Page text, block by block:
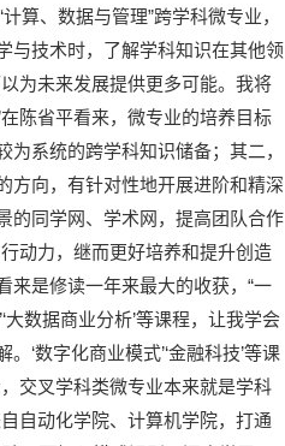
算、数据与管理”跨学科微专业，
技术时，了解学科知识在其他领
为未来发展提供更多可能。我将
陈省平看来，微专业的培养目标
系统的跨学科知识储备；其二，
方向，有针对性地开展进阶和精深
的同学网、学术网，提高团队合作
动力，继而更好培养和提升创造
来是修读一年来最大的收获，“一
数据商业分析’等课程，让我学会
‘数字化商业模式’‘金融科技’等课
交叉学科类微专业本来就是学科
自动化学院、计算机学院，打通